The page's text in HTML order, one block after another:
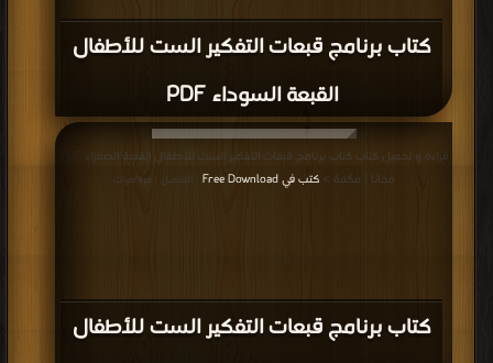
كتاب برنامج قبعات التفكير الست للأطفال
القبعة السوداء PDF
كتاب برنامج قبعات التفكير الست للأطفال
مجانا | مكتبة >كتب في Free Download | التحميل : مرة/مرات